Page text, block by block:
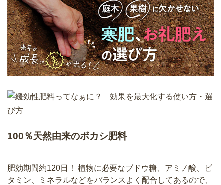
100％天然由来のボカシ肥料
肥効期間約120日！ 植物に必要なブドウ糖、アミノ酸、ビ
タミン、ミネラルなどをバランスよく配合してあるので、